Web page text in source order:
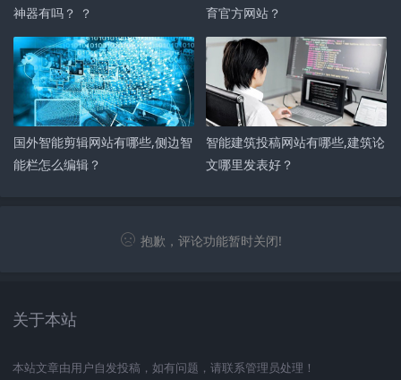
神器有吗？ ？
育官方网站？
国外智能剪辑网站有哪些,侧边智
能栏怎么编辑？
智能建筑投稿网站有哪些,建筑论
文哪里发表好？
抱歉，评论功能暂时关闭!
关于本站
本站文章由用户自发投稿，如有问题，请联系管理员处理！